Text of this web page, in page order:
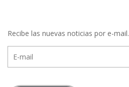
Recibe las nuevas noticias por e-mail.
mail